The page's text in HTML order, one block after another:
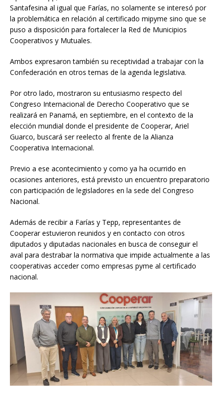
Santafesina al igual que Farías, no solamente se interesó por
la problemática en relación al certificado mipyme sino que se
puso a disposición para fortalecer la Red de Municipios
Cooperativos y Mutuales.
Ambos expresaron también su receptividad a trabajar con la
Confederación en otros temas de la agenda legislativa.
Por otro lado, mostraron su entusiasmo respecto del
Congreso Internacional de Derecho Cooperativo que se
realizará en Panamá, en septiembre, en el contexto de la
elección mundial donde el presidente de Cooperar, Ariel
Guarco, buscará ser reelecto al frente de la Alianza
Cooperativa Internacional.
Previo a ese acontecimiento y como ya ha ocurrido en
ocasiones anteriores, está previsto un encuentro preparatorio
con participación de legisladores en la sede del Congreso
Nacional.
Además de recibir a Farías y Tepp, representantes de
Cooperar estuvieron reunidos y en contacto con otros
diputados y diputadas nacionales en busca de conseguir el
aval para destrabar la normativa que impide actualmente a las
cooperativas acceder como empresas pyme al certificado
nacional.